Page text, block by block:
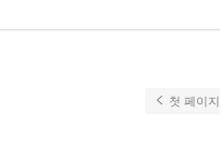
첫 페이지